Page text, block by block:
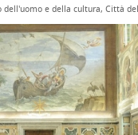
e della cultura, Città